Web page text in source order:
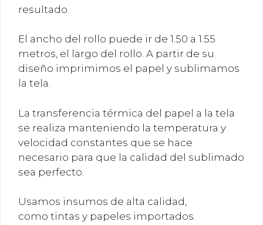
resultado.
El ancho del rollo puede ir de 1.50 a 1.55
metros, el largo del rollo. A partir de su
diseño imprimimos el papel y sublimamos
la tela.
La transferencia térmica del papel a la tela
se realiza manteniendo la temperatura y
velocidad constantes que se hace
necesario para que la calidad del sublimado
sea perfecto.
Usamos insumos de alta calidad,
como tintas y papeles importados.